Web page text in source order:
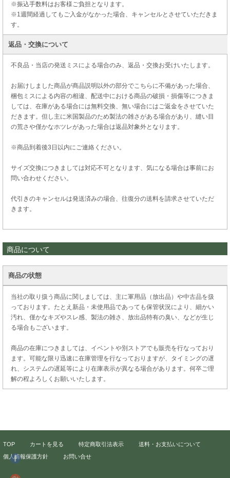
※振込手数料はお客様ご負担となります。
※1週間経過してもご入金がなかった場合、キャンセルとさせていただきま
す。
返品・交換について
不良品・当店の発送ミスによる場合のみ、返品・交換お受けいたします。
お届けしました商品が商品説明以外の部分でこちらに不備があった場合、
梱包ミスによる内容の相違、配送中における商品の破損・損傷等につきま
しては、在庫がある場合には無料交換、無い場合にはご返金をさせていた
だきます。但し主に米国製品のため製法の雑さがある場合があり、縫い目
の荒さや僅かなホツレがあった場合は返品対象外となります。
※商品到着後3日以内にご連絡ください。
サイズ交換につきましては対応不可となります、気になる場合は事前にお
問い合わせください。
代引きのキャンセルは発送済みの場合、往復分の送料を請求させていただ
きます。
商品について
商品の状態
当社の取り扱う商品に関しましては、主に軍用品（放出品）や中古品を扱
っております。たとえ新品・未使用品であっても保管状況により、細かい
汚れ、僅かなキズやスレ感、製法の雑さ、放出品特有の臭い、などが生じ
る場合もございます。
商品の在庫につきましては、イベントや別ストアでも販売を行なっており
ます。可能な限り迅速に在庫管理を行なっておりますが、タイミングの遅
れ、システムの遅延等により在庫表示が異なる場合があります。何卒ご理
解の程よろしくお願いいたします。
TOP カートを見る 特定商取引法表示
送料・お支払いについて
個人情報保護方針
お問い合せ